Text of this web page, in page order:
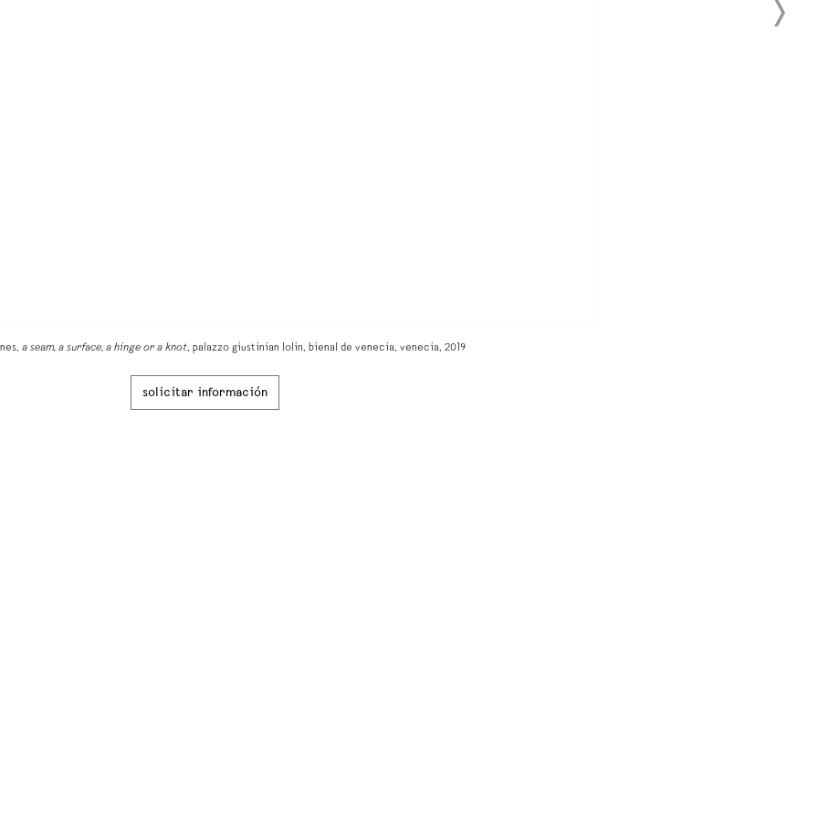
a seam, a surface, a hinge or a knot, palazzo giustinian lolin, bienal de venecia, venecia, 2019
solicitar información